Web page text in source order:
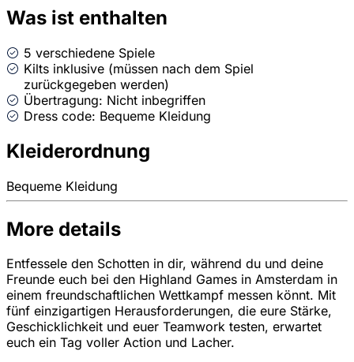
Was ist enthalten
5 verschiedene Spiele
Kilts inklusive (müssen nach dem Spiel
zurückgegeben werden)
Übertragung: Nicht inbegriffen
Dress code: Bequeme Kleidung
Kleiderordnung
Bequeme Kleidung
More details
Entfessele den Schotten in dir, während du und deine
Freunde euch bei den Highland Games in Amsterdam in
einem freundschaftlichen Wettkampf messen könnt. Mit
fünf einzigartigen Herausforderungen, die eure Stärke,
Geschicklichkeit und euer Teamwork testen, erwartet
euch ein Tag voller Action und Lacher.